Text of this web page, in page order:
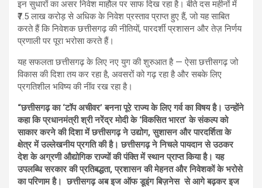
इन सुधारों का असर निवेश माहौल पर साफ दिख रहा है। बीते दस महीनों में
₹7.5 लाख करोड़ से अधिक के निवेश प्रस्ताव प्राप्त हुए हैं, जो यह साबित
करते हैं कि निवेशक छत्तीसगढ़ की नीतियों, पारदर्शी प्रशासन और तेज़ निर्णय
प्रणाली पर पूरा भरोसा करते हैं।
यह सफलता छत्तीसगढ़ के लिए नए युग की शुरुआत है — ऐसा छत्तीसगढ़ जो
विकास की दिशा तय कर रहा है, अवसरों को गढ़ रहा है और सबके लिए
प्रगतिशील भविष्य की नींव रख रहा है।
“छत्तीसगढ़ का ‘टॉप अचीवर’ बनना पूरे राज्य के लिए गर्व का विषय है। उन्होंने
कहा कि प्रधानमंत्री श्री नरेंद्र मोदी के ‘विकसित भारत’ के संकल्प को
साकार करने की दिशा में छत्तीसगढ़ ने उद्योग, सुशासन और पारदर्शिता के
क्षेत्र में उल्लेखनीय प्रगति की है। छत्तीसगढ़ ने निचले पायदान से उठकर
देश के अग्रणी औद्योगिक राज्यों की पंक्ति में स्थान प्राप्त किया है। यह
उपलब्धि सरकार की प्रतिबद्धता, प्रशासन की मेहनत और निवेशकों के भरोसे
का परिणाम है। छत्तीसगढ़ अब इज ऑफ डूइंग बिज़नेस से आगे बढ़कर इज